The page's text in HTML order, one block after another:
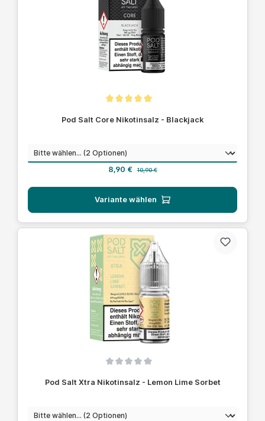
Pod Salt Core Nikotinsalz - Blackjack
Nikotinstärkeauswählen
Verkaufspreis:
8,90 € 10,90 €
Variante wählen
Pod Salt Xtra Nikotinsalz - Lemon Lime Sorbet
Nikotinstärkeauswählen